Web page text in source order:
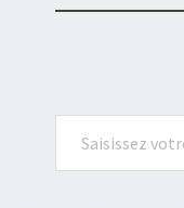
Saisissez votre adresse e-mail…